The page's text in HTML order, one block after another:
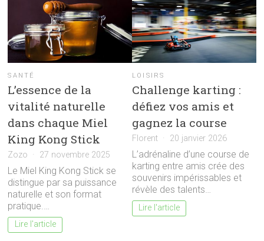
SANTÉ
L’essence de la
vitalité naturelle
dans chaque Miel
King Kong Stick
Zozo 27 novembre 2025
Le Miel King Kong Stick se
distingue par sa puissance
naturelle et son format
pratique.…
Lire l'article
LOISIRS
Challenge karting :
défiez vos amis et
gagnez la course
Florent 20 janvier 2026
L’adrénaline d’une course de
karting entre amis crée des
souvenirs impérissables et
révèle des talents…
Lire l'article